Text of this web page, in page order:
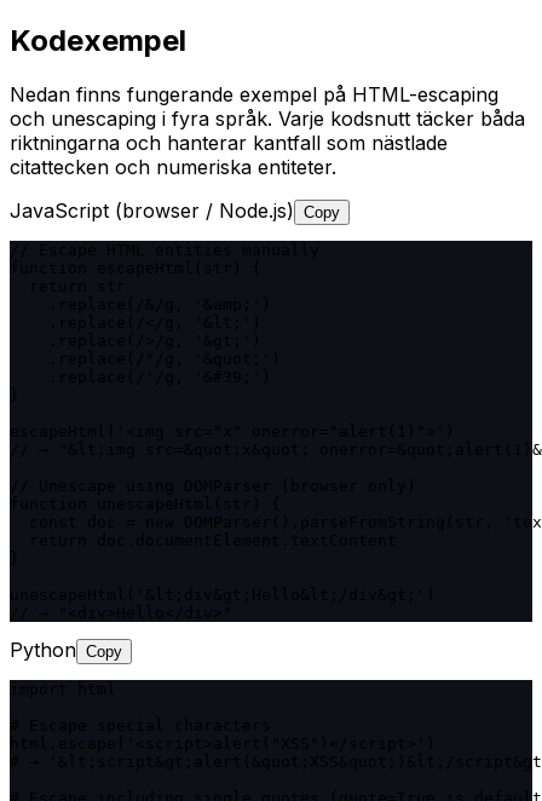
Kodexempel
Nedan finns fungerande exempel på HTML-escaping
och unescaping i fyra språk. Varje kodsnutt täcker båda
riktningarna och hanterar kantfall som nästlade
citattecken och numeriska entiteter.
JavaScript (browser / Node.js) Copy
// → "&lt;img src=&quot;x&quot;
const doc = new DOMParser().parseFromString(str,
Python Copy
# → '&lt;script&gt;alert(&quot;XSS&quot;)&lt;/